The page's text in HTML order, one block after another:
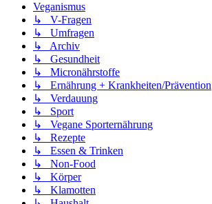
Veganismus
↳ V-Fragen
↳ Umfragen
↳ Archiv
↳ Gesundheit
↳ Micronährstoffe
↳ Ernährung + Krankheiten/Prävention
↳ Verdauung
↳ Sport
↳ Vegane Sporternährung
↳ Rezepte
↳ Essen & Trinken
↳ Non-Food
↳ Körper
↳ Klamotten